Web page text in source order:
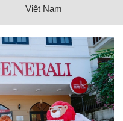
Việt Nam